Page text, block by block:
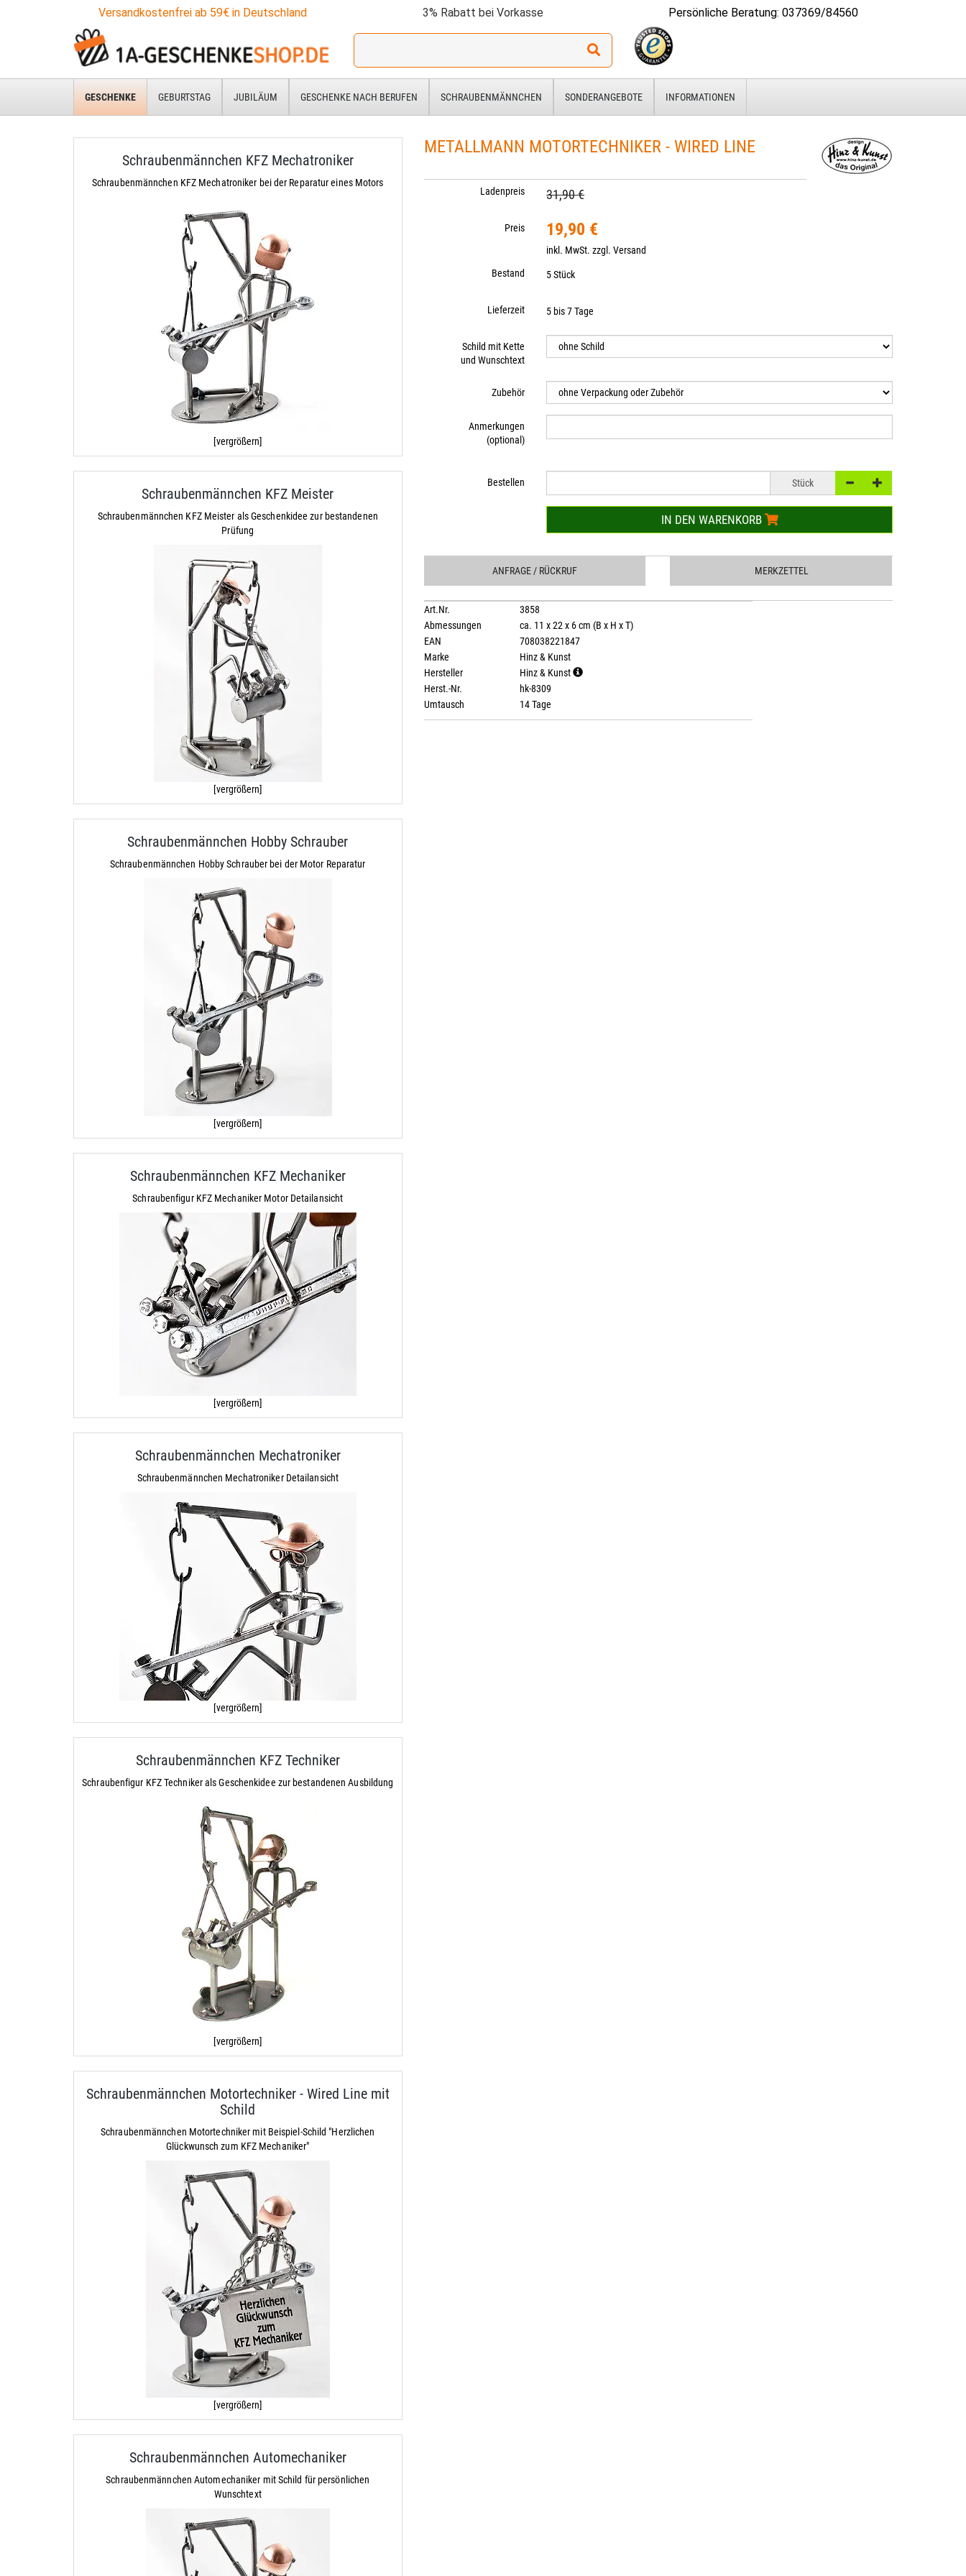
Versandkostenfrei ab 59€ in Deutschland 3% Rabatt bei Vorkasse Persönliche Beratung: 037369/84560
Ich
für:
GESCHENKE GEBURTSTAG JUBILÄUM GESCHENKE NACH BERUFEN SCHRAUBENMÄNNCHEN SONDERANGEBOTE INFORMATIONEN
Schraubenmännchen KFZ Mechatroniker
Schraubenmännchen KFZ Mechatroniker bei der Reparatur eines Motors
[vergrößern]
Schraubenmännchen KFZ Meister
Schraubenmännchen KFZ Meister als Geschenkidee zur bestandenen
Prüfung
[vergrößern]
Schraubenmännchen Hobby Schrauber
Schraubenmännchen Hobby Schrauber bei der Motor Reparatur
[vergrößern]
Schraubenmännchen KFZ Mechaniker
Schraubenfigur KFZ Mechaniker Motor Detailansicht
[vergrößern]
Schraubenmännchen Mechatroniker
Schraubenmännchen Mechatroniker Detailansicht
[vergrößern]
Schraubenmännchen KFZ Techniker
Schraubenfigur KFZ Techniker als Geschenkidee zur bestandenen Ausbildung
[vergrößern]
Schraubenmännchen Motortechniker - Wired Line mit
Schild
Schraubenmännchen Motortechniker mit Beispiel-Schild "Herzlichen
Glückwunsch zum KFZ Mechaniker"
[vergrößern]
Schraubenmännchen Automechaniker
Schraubenmännchen Automechaniker mit Schild für persönlichen
Wunschtext
METALLMANN MOTORTECHNIKER - WIRED LINE
Ladenpreis 31,90 €
Preis 19,90 €
inkl. MwSt. zzgl.Versand
Bestand
5 Stück
Lieferzeit 5 bis 7 Tage
Schild mit Kette
und Wunschtext
Zubehör
Anmerkungen
(optional)
Bestellen Stück
IN DEN WARENKORB
ANFRAGE / RÜCKRUF MERKZETTEL
Art.Nr.
3858
Abmessungen
ca. 11 x 22 x 6 cm (B x H x T)
EAN
708038221847
Marke
Hinz & Kunst
Hersteller
Hinz & Kunst
Herst.-Nr.
hk-8309
Umtausch
14 Tage